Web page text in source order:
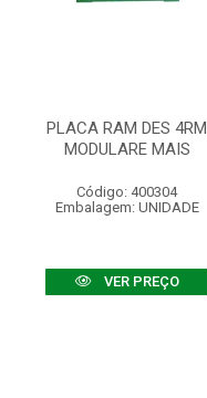
PLACA RAM DES 4RM
MODULARE MAIS
Código: 400304
Embalagem: UNIDADE
VER PREÇO